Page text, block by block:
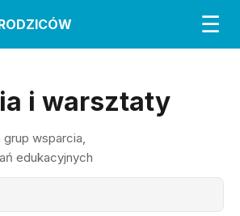
☰
i warsztaty
grup wsparcia,
edukacyjnych